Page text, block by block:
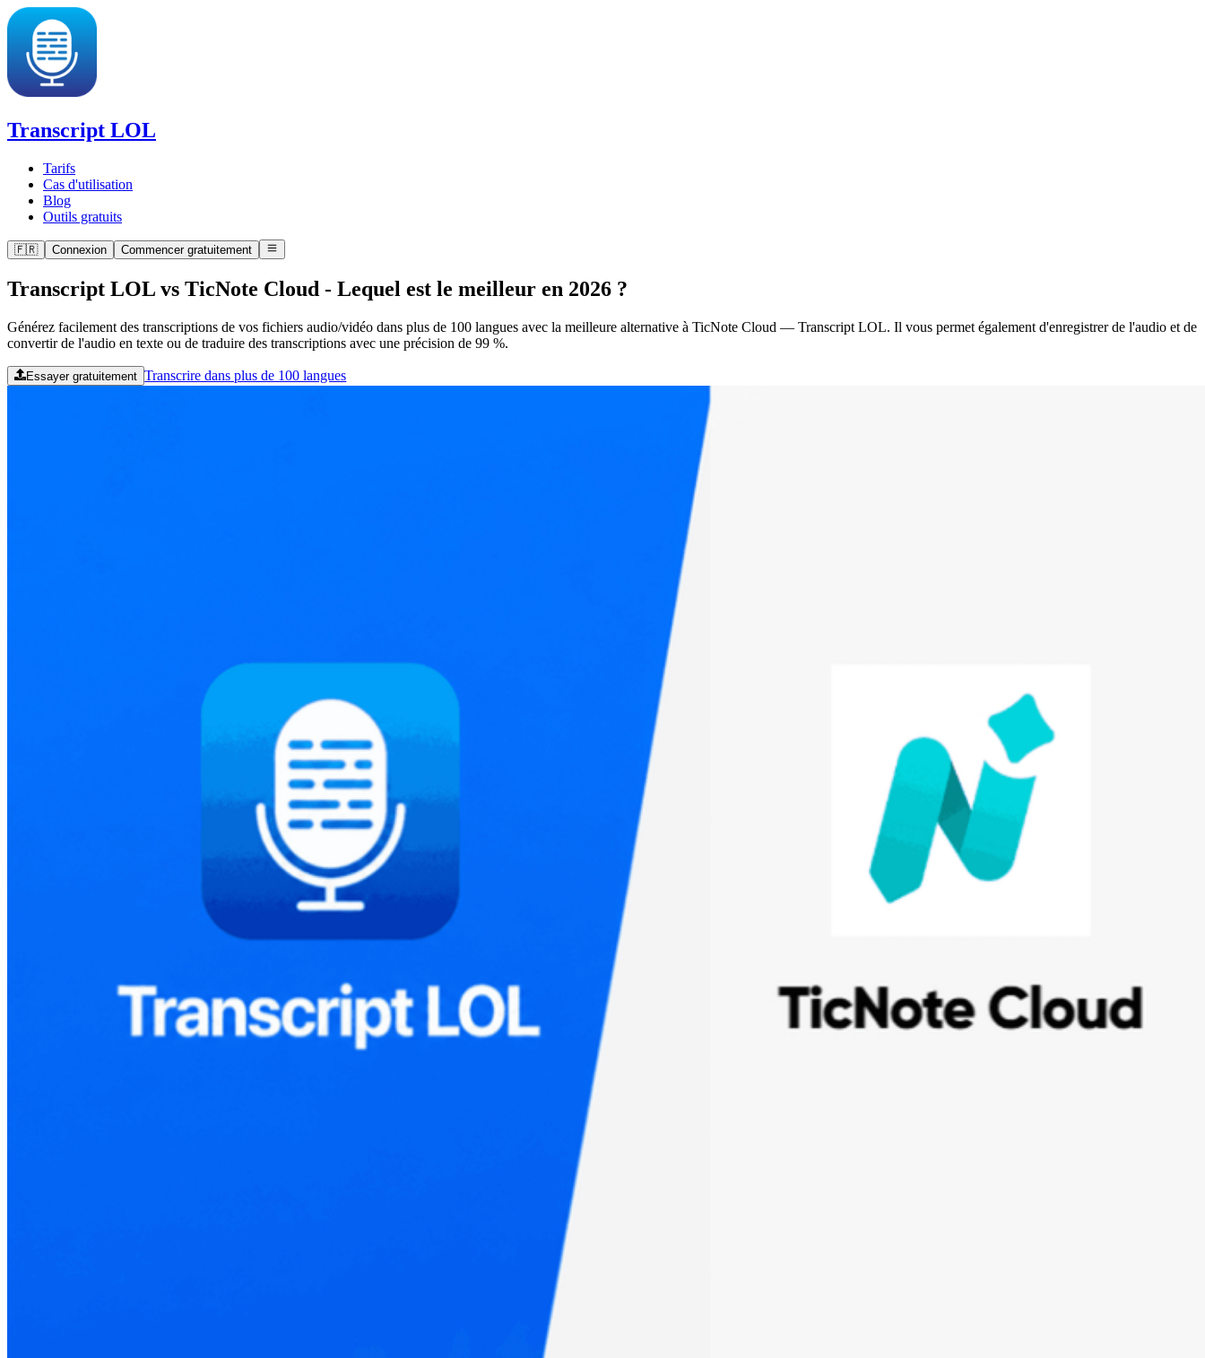
Transcript LOL
Tarifs
Cas d'utilisation
Blog
Outils gratuits
🇫🇷 Connexion Commencer gratuitement
Transcript LOL vs TicNote Cloud - Lequel est le meilleur en 2026 ?
Générez facilement des transcriptions de vos fichiers audio/vidéo dans plus de 100 langues avec la meilleure alternative à TicNote Cloud — Transcript LOL. Il vous permet également d'enregistrer de l'audio et de
convertir de l'audio en texte ou de traduire des transcriptions avec une précision de 99 %.
Essayer gratuitement Transcrire dans plus de 100 langues